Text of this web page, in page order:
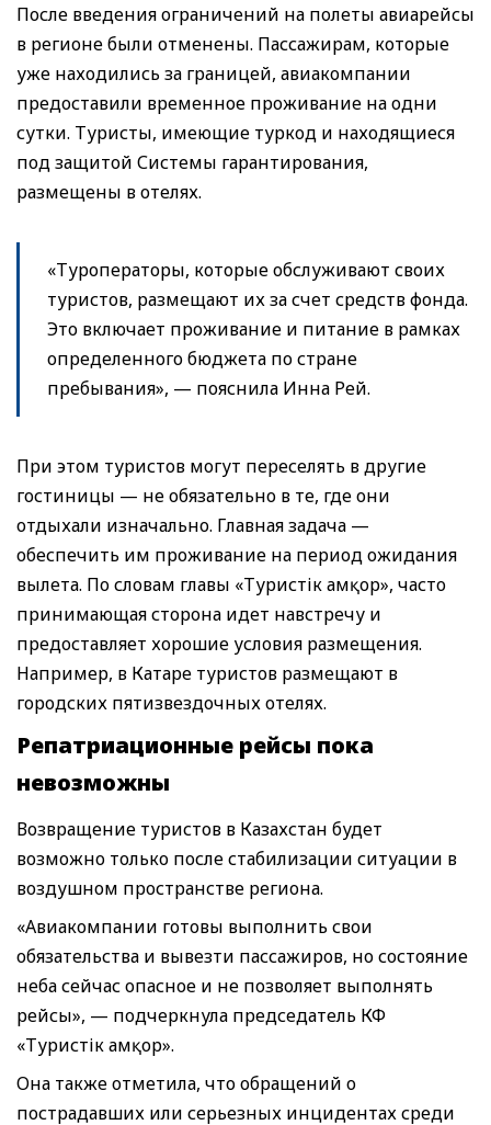
После введения ограничений на полеты авиарейсы
в регионе были отменены. Пассажирам, которые
уже находились за границей, авиакомпании
предоставили временное проживание на одни
сутки. Туристы, имеющие туркод и находящиеся
под защитой Системы гарантирования,
размещены в отелях.
«Туроператоры, которые обслуживают своих
туристов, размещают их за счет средств фонда.
Это включает проживание и питание в рамках
определенного бюджета по стране
пребывания», — пояснила Инна Рей.
При этом туристов могут переселять в другие
гостиницы — не обязательно в те, где они
отдыхали изначально. Главная задача —
обеспечить им проживание на период ожидания
вылета. По словам главы «Туристік Қамқор», часто
принимающая сторона идет навстречу и
предоставляет хорошие условия размещения.
Например, в Катаре туристов размещают в
городских пятизвездочных отелях.
Репатриационные рейсы пока
невозможны
Возвращение туристов в Казахстан будет
возможно только после стабилизации ситуации в
воздушном пространстве региона.
«Авиакомпании готовы выполнить свои
обязательства и вывезти пассажиров, но состояние
неба сейчас опасное и не позволяет выполнять
рейсы», — подчеркнула председатель КФ
«Туристік Қамқор».
Она также отметила, что обращений о
пострадавших или серьезных инцидентах среди